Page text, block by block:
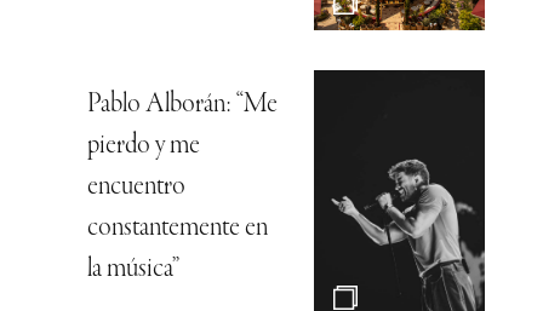
Pablo Alborán: “Me
pierdo y me
encuentro
constantemente en
la música”